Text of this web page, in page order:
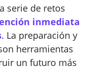
serie de retos
inmediata
. La preparación y
herramientas
un futuro más